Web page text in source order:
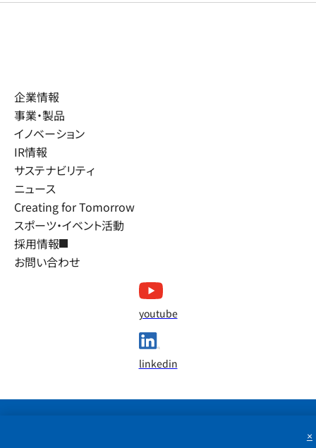
企業情報
事業・製品
イノベーション
IR情報
サステナビリティ
ニュース
Creating for Tomorrow
スポーツ・イベント活動
採用情報
お問い合わせ
youtube
linkedin
×